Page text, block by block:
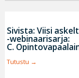
Sivista: Viisi
-webinaarisarja:
C.
Tutustu